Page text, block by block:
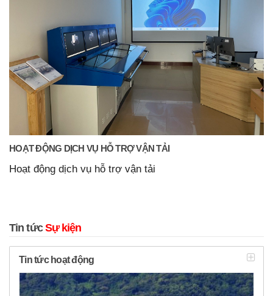
HOẠT ĐỘNG DỊCH VỤ HỖ TRỢ VẬN TẢI
Hoạt động dịch vụ hỗ trợ vận tải
Tin tứcSự kiện
Tin tức hoạt động